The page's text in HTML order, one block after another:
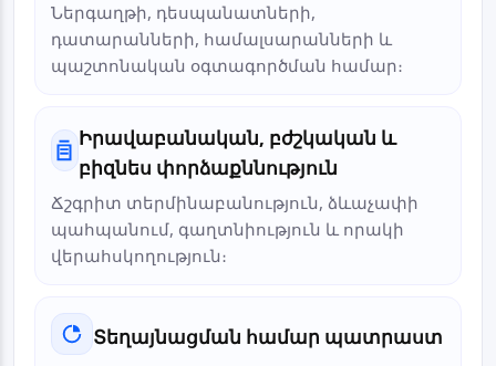
Ներգաղթի, դեսպանատների,
դատարանների, համալսարանների և
պաշտոնական օգտագործման համար։
Իրավաբանական, բժշկական և
բիզնես փորձաքննություն
Ճշգրիտ տերմինաբանություն, ձևաչափի
պահպանում, գաղտնիություն և որակի
վերահսկողություն։
Տեղայնացման համար պատրաստ